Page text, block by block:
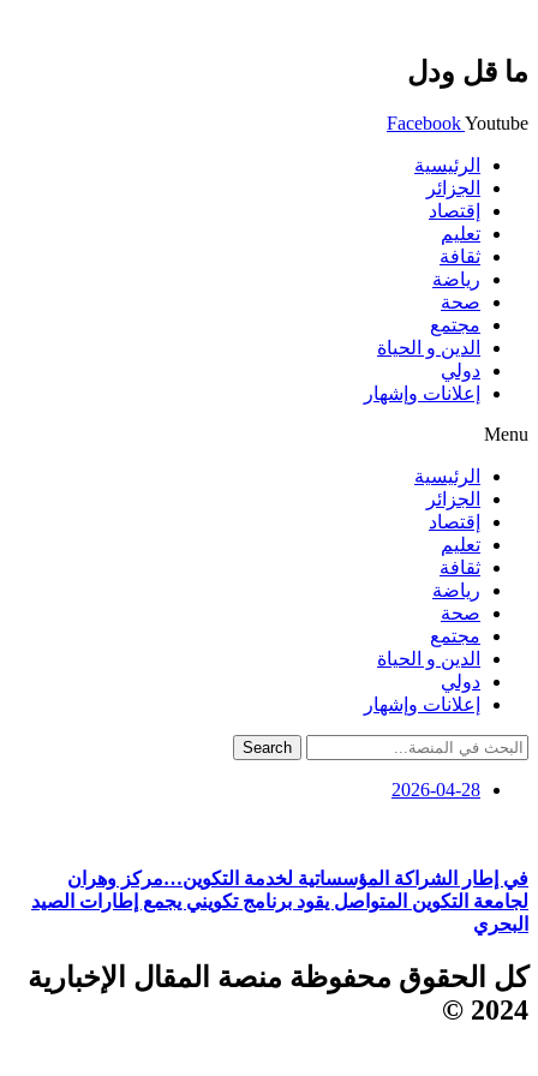
ما قل ودل
FacebookYoutube
الرئيسية
الجزائر
إقتصاد
تعليم
ثقافة
رياضة
صحة
مجتمع
الدين و الحياة
دولي
إعلانات وإشهار
Menu
الرئيسية
الجزائر
إقتصاد
تعليم
ثقافة
رياضة
صحة
مجتمع
الدين و الحياة
دولي
إعلانات وإشهار
Search
2026-04-28
في إطار الشراكة المؤسساتية لخدمة التكوين…مركز وهران
لجامعة التكوين المتواصل يقود برنامج تكويني يجمع إطارات الصيد
البحري
كل الحقوق محفوظة منصة المقال الإخبارية
2024 ©